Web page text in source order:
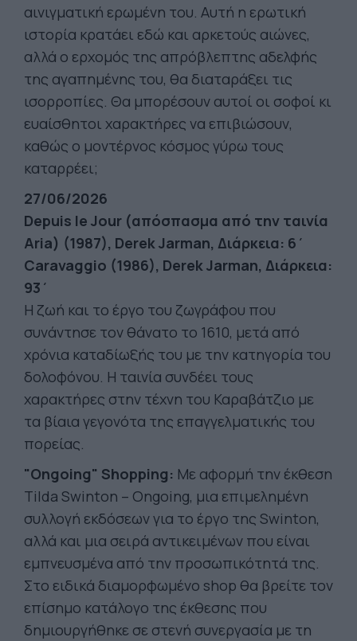
αινιγματική ερωμένη του. Αυτή η ερωτική
ιστορία κρατάει εδώ και αρκετούς αιώνες,
αλλά ο ερχομός της απρόβλεπτης αδελφής
της αγαπημένης του, θα διαταράξει τις
ισορροπίες. Θα μπορέσουν αυτοί οι σοφοί κι
ευαίσθητοι χαρακτήρες να επιβιώσουν,
καθώς ο μοντέρνος κόσμος γύρω τους
καταρρέει;
27/06/2026
Depuis le Jour (απόσπασμα από την ταινία
Aria) (1987), Derek Jarman, Διάρκεια: 6΄
Caravaggio (1986), Derek Jarman, Διάρκεια:
93΄
Η ζωή και το έργο του ζωγράφου που
συνάντησε τον θάνατο το 1610, μετά από
χρόνια καταδίωξής του με την κατηγορία του
δολοφόνου. Η ταινία συνδέει τους
χαρακτήρες στην τέχνη του Καραβάτζιο με
τα βίαια γεγονότα της επαγγελματικής του
πορείας.
"Οngoing" Shopping: Με αφορμή την έκθεση
Tilda Swinton – Ongoing, μια επιμελημένη
συλλογή εκδόσεων για το έργο της Swinton,
αλλά και μια σειρά αντικειμένων που είναι
εμπνευσμένα από την προσωπικότητά της.
Στο ειδικά διαμορφωμένο shop θα βρείτε τον
επίσημο κατάλογο της έκθεσης που
δημιουργήθηκε σε στενή συνεργασία με τη